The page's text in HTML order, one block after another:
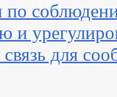
по
и
для